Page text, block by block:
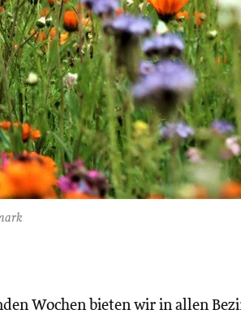
Wochen bieten wir in allen